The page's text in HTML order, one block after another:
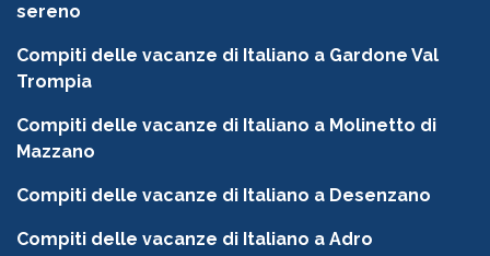
sereno
Compiti delle vacanze di Italiano a Gardone Val
Trompia
Compiti delle vacanze di Italiano a Molinetto di
Mazzano
Compiti delle vacanze di Italiano a Desenzano
Compiti delle vacanze di Italiano a Adro